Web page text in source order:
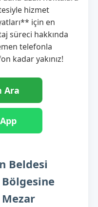
hizmet
için en
süreci hakkında
telefonla
kadar yakınız!
Ara
Beldesi